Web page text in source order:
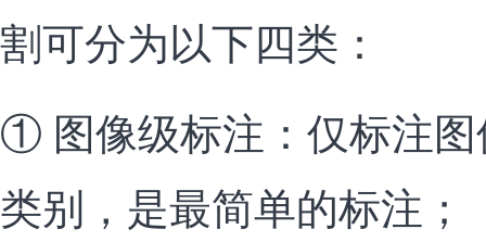
割可分为以下四类：
① 图像级标注：仅标注
类别，是最简单的标注；